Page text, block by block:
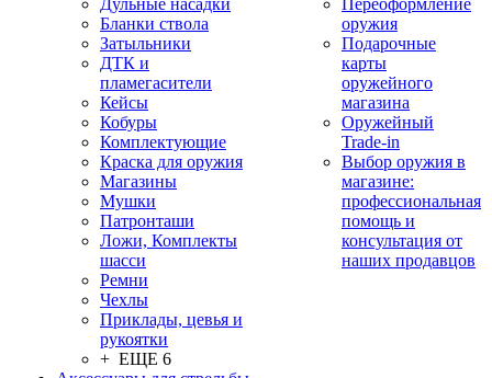
Дульные насадки
Бланки ствола
Затыльники
ДТК и
пламегасители
Кейсы
Кобуры
Комплектующие
Краска для оружия
Магазины
Мушки
Патронташи
Ложи, Комплекты
шасси
Ремни
Чехлы
Приклады, цевья и
рукоятки
+ ЕЩЕ 6
Переоформление
оружия
Подарочные
карты
оружейного
магазина
Оружейный
Trade-in
Выбор оружия в
магазине:
профессиональная
помощь и
консультация от
наших продавцов